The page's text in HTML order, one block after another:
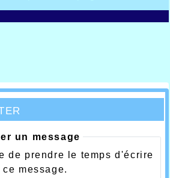
un message
de prendre le temps d'écrire
ce message.